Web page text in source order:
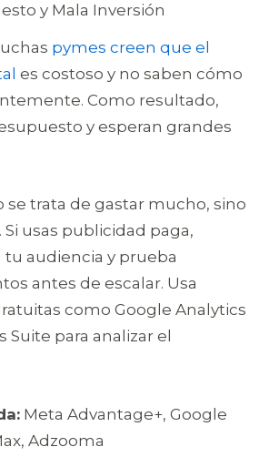
y Mala Inversión
pymes creen que el
es costoso y no saben cómo
Como resultado,
y esperan grandes
se trata de gastar mucho, sino
usas publicidad paga,
audiencia y prueba
antes de escalar. Usa
como Google Analytics
Suite para analizar el
Meta Advantage+, Google
Adzooma